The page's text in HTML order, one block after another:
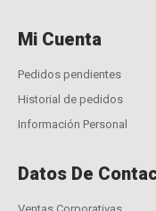
Mi Cuenta
Pedidos pendientes
Historial de pedidos
Información Personal
Datos De
Ventas Corporativas